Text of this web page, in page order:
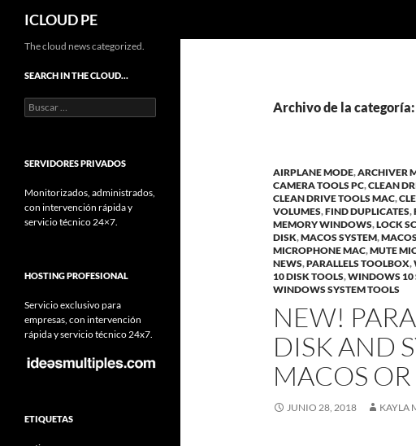
Saltar
contenido
ICLOUD PE
Archivo de la
AIRPLANE MODE,ARCHIVER
CAMERA TOOLS PC,CLEAN
CLEAN DRIVE TOOLS MAC,
VOLUMES,FIND DUPLICATES,
MEMORY WINDOWS,LOCK
DISK,MACOS SYSTEM,
MICROPHONE MAC,MUTE
NEWS,PARALLELS TOOLBOX,
10 DISK TOOLS,WINDOWS 10
WINDOWS SYSTEM TOOLS
NEW!
DISK AND
MACOS
JUNIO 28, 2018 KAYLA
The cloud news categorized.
SEARCH IN THE CLOUD…
Buscar:
SERVIDORES PRIVADOS
Monitorizados, administrados,
con intervención rápida y
servicio técnico 24×7.
HOSTING PROFESIONAL
Servicio exclusivo para
empresas, con intervención
rápida y servicio técnico 24x7.
ETIQUETAS